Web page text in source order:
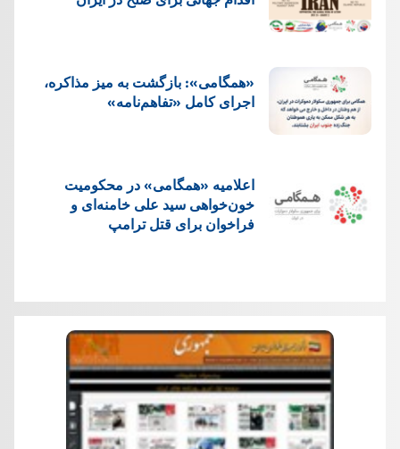
«همگامی»: بازگشت به میز مذاکره،
اجرای کامل «تفاهم‌نامه»
اعلامیه «همگامی» در محکومیت
خون‌خواهی سید علی خامنه‌ای و
فراخوان برای قتل ترامپ